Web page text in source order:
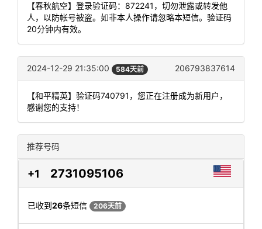
【春秋航空】登录验证码：872241，切勿泄露或转发他
人，以防帐号被盗。如非本人操作请忽略本短信。验证码
20分钟内有效。
2024-12-29 21:35:00 584天前 206793837614
【和平精英】验证码740791，您正在注册成为新用户，
感谢您的支持！
推荐号码
+1 2731095106
已收到26条短信 206天前